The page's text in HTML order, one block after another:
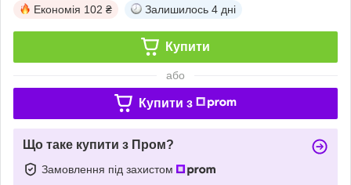
Економія 102 ₴ Залишилось 4 дні
Купити
або
Купити з
Що таке купити з Пром?
Замовлення під захистом